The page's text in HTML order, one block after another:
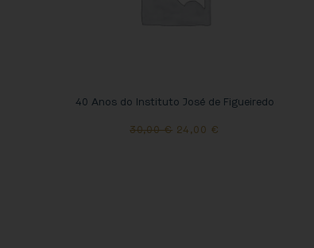
40 Anos do Instituto José de Figueiredo
30,00€ 24,00€